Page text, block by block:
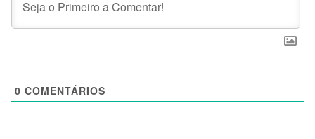
0 COMENTÁRIOS